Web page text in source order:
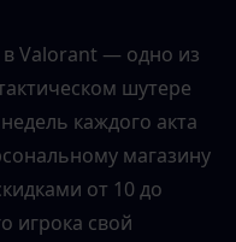
Valorant — одно из
шутере
каждого акта
магазину
от 10 до
игрока свой